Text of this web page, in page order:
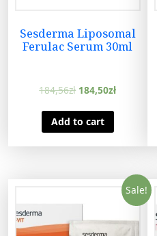
Sesderma Liposomal
Ferulac Serum 30ml
184,56zł 184,50zł
Add to cart
Sale!